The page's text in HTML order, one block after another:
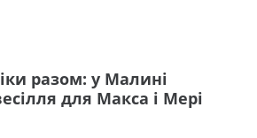
разом: у Малині
для Макса і Мері